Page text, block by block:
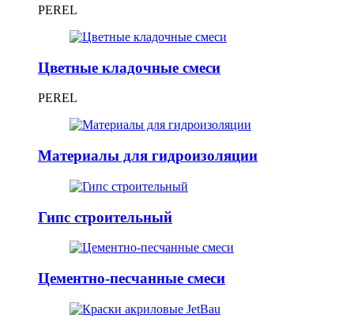
PEREL
Цветные кладочные смеси
PEREL
Материалы для гидроизоляции
Гипс строительный
Цементно-песчанные смеси